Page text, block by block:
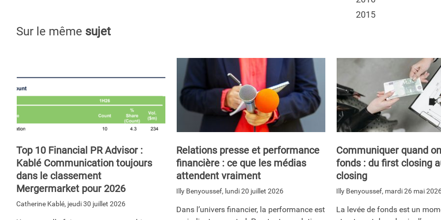
2015
Sur le même sujet
Top 10 Financial PR Advisor :
Kablé Communication toujours
dans le classement
Mergermarket pour 2026
Catherine Kablé, jeudi 30 juillet 2026
Relations presse et performance
financière : ce que les médias
attendent vraiment
Illy Benyoussef, lundi 20 juillet 2026
Dans l’univers financier, la performance est
Communiquer quand
fonds : du first closing
closing
Illy Benyoussef, mardi 26 mai
La levée de fonds est un